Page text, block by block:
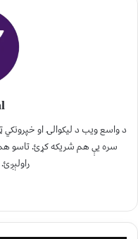
د واسع ویب د لیکوالۍ او
سره یې هم شریکه کړئ. تاسو هم